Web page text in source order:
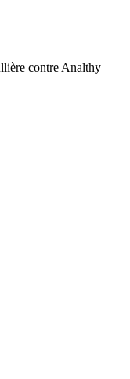
contre Analthy